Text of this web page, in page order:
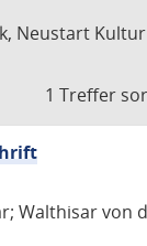
Neustart
1 Treffer
Walthisar von